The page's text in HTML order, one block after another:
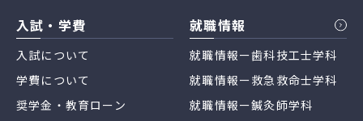
入試・学費
入試について
学費について
奨学金・教育ローン
就職情報
就職情報ー歯科技工士学科
就職情報ー救急救命士学科
就職情報ー鍼灸師学科